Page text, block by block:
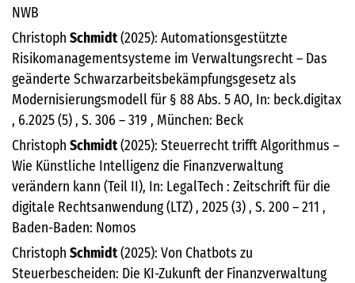
NWB
Christoph Schmidt(2025): Automationsgestützte
Risikomanagementsysteme im Verwaltungsrecht – Das
geänderte Schwarzarbeitsbekämpfungsgesetz als
Modernisierungsmodell für § 88 Abs. 5 AO, In: beck.digitax
, 6.2025 (5) , S. 306 – 319 , München: Beck
Christoph Schmidt(2025): Steuerrecht trifft Algorithmus –
Wie Künstliche Intelligenz die Finanzverwaltung
verändern kann (Teil II), In: LegalTech : Zeitschrift für die
digitale Rechtsanwendung (LTZ) , 2025 (3) , S. 200 – 211 ,
Baden-Baden: Nomos
Christoph Schmidt(2025): Von Chatbots zu
Steuerbescheiden: Die KI-Zukunft der Finanzverwaltung